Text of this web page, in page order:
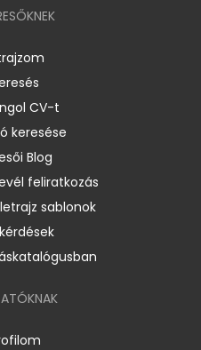
CV-t
keresése
Blog
feliratkozás
sablonok